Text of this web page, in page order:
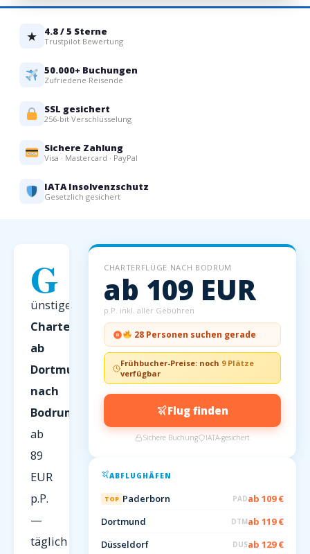
★ 4.8 / 5 Sterne
Trustpilot Bewertung
50.000+ Buchungen
Zufriedene Reisende
SSL gesichert
256-bit Verschlüsselung
Sichere Zahlung
Visa · Mastercard · PayPal
IATA Insolvenzschutz
Gesetzlich gesichert
G
ünstige
Charterflüge
ab
Dortmund
nach
Bodrum
ab
89
EUR
p.P.
—
täglich
CHARTERFLÜGE NACH BODRUM
ab 109 EUR
p.P. inkl. aller Gebühren
28 Personen suchen gerade
Frühbucher-Preise: noch 9 Plätze
verfügbar
Flug finden
Sichere Buchung IATA-gesichert
ABFLUGHÄFEN
TOP Paderborn PADab 109 €
Dortmund
DTMab 119 €
Düsseldorf
DUSab 129 €